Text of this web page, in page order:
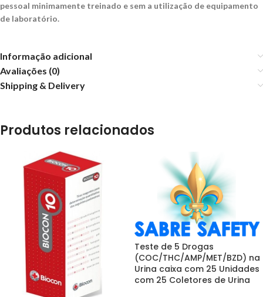
pessoal minimamente treinado e sem a utilização de equipamento
de laboratório.
Informação adicional
Avaliações (0)
Shipping & Delivery
Produtos relacionados
Teste de 5 Drogas
(COC/THC/AMP/MET/BZD) na
Urina caixa com 25 Unidades
com 25 Coletores de Urina